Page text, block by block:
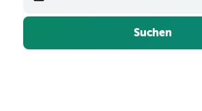
Suchen